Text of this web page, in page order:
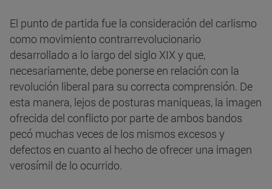
El punto de partida fue la consideración del carlismo
como movimiento contrarrevolucionario
desarrollado a lo largo del siglo XIX y que,
necesariamente, debe ponerse en relación con la
revolución liberal para su correcta comprensión. De
esta manera, lejos de posturas maniqueas, la imagen
ofrecida del conflicto por parte de ambos bandos
pecó muchas veces de los mismos excesos y
defectos en cuanto al hecho de ofrecer una imagen
verosímil de lo ocurrido.